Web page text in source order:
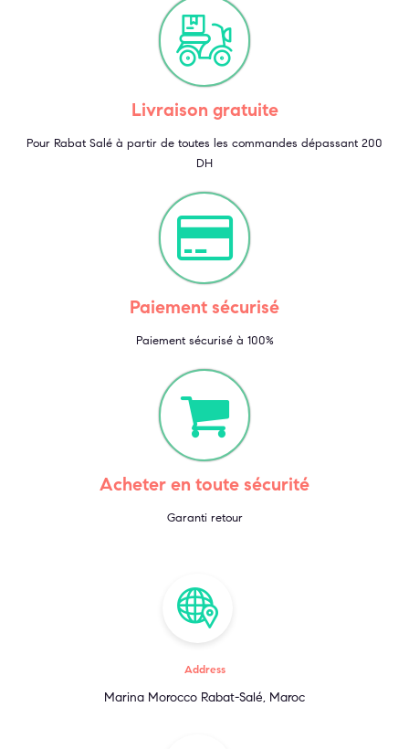
Livraison gratuite
Pour Rabat Salé à partir de toutes les commandes dépassant 200
DH
Paiement sécurisé
Paiement sécurisé à 100%
Acheter en toute sécurité
Garanti retour
Address
Marina Morocco Rabat-Salé, Maroc